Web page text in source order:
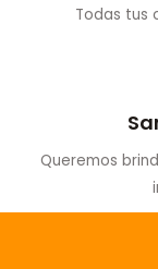
Todas tus
Queremos